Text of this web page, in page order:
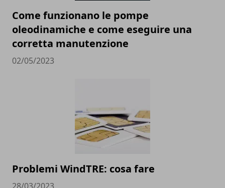
Come funzionano le pompe
oleodinamiche e come eseguire una
corretta manutenzione
02/05/2023
Problemi WindTRE: cosa fare